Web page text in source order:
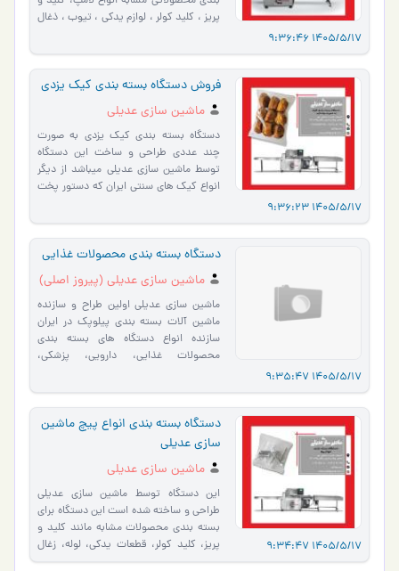
1405/5/17
پریز ، کلید کولر ، لوازم یدکی ، تیوب ، ذغال
1405/5/17
فروش دستگاه بسته بندی کیک یزدی
ماشین سازی عدیلی
دستگاه بسته بندی کیک یزدی به صورت
چند عددی طراحی و ساخت این دستگاه
توسط ماشین سازی عدیلی میباشد از دیگر
انواع کیک های سنتی ایران که دستور پخت
1405/5/17
دستگاه بسته بندی محصولات غذایی
ماشین سازی عدیلی (پیروز اصلی)
ماشین سازی عدیلی اولین طراح و سازنده
ماشین آلات بسته بندی پیلوپک در ایران
سازنده انواع دستگاه های بسته بندی
محصولات غذایی، دارویی، پزشکی،
1405/5/17
دستگاه بسته بندی انواع پیچ ماشین
سازی عدیلی
ماشین سازی عدیلی
این دستگاه توسط ماشین سازی عدیلی
طراحی و ساخته شده است این دستگاه برای
بسته بندی محصولات مشابه مانند کلید و
پریز، کلید کولر، قطعات یدکی، لوله، زغال
سنگ، شیرآلات، لول…